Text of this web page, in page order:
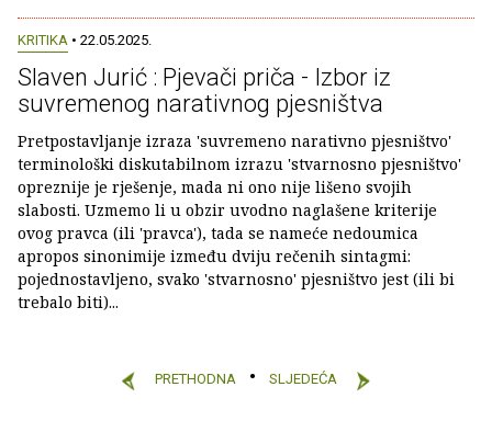
KRITIKA • 22.05.2025.
Slaven Jurić : Pjevači priča - Izbor iz
suvremenog narativnog pjesništva
Pretpostavljanje izraza 'suvremeno narativno pjesništvo'
terminološki diskutabilnom izrazu 'stvarnosno pjesništvo'
opreznije je rješenje, mada ni ono nije lišeno svojih
slabosti. Uzmemo li u obzir uvodno naglašene kriterije
ovog pravca (ili 'pravca'), tada se nameće nedoumica
apropos sinonimije između dviju rečenih sintagmi:
pojednostavljeno, svako 'stvarnosno' pjesništvo jest (ili bi
trebalo biti)...
PRETHODNA SLJEDEĆA